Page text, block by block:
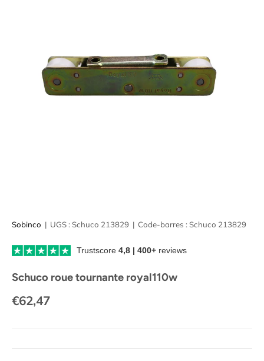
Sobinco | UGS : Schuco 213829 | Code-barres : Schuco 213829
Trustscore 4,8 | 400+ reviews
Schuco roue tournante royal110w
€62,47